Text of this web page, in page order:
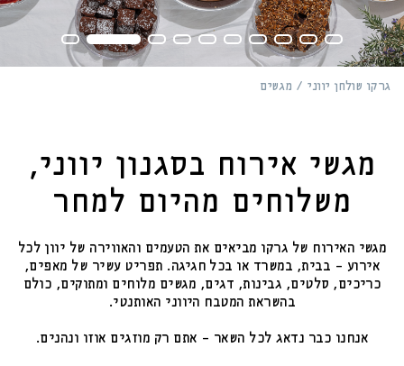
משתמש חדש/אורח
גרקו שולחן יווני מגשים
מגשי אירוח בסגנון יווני,
משלוחים מהיום למחר
מגשי האירוח של גרקו מביאים את הטעמים והאווירה של יוון לכל
אירוע – בבית, במשרד או בכל חגיגה. תפריט עשיר של מאפים,
כריכים, סלטים, גבינות, דגים, מגשים מלוחים ומתוקים, כולם
בהשראת המטבח היווני האותנטי.
אנחנו כבר נדאג לכל השאר – אתם רק מוזגים אוזו ונהנים.